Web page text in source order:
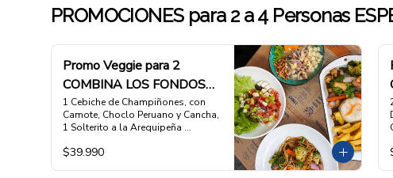
PROMOCIONES para 2 a 4 Personas
Promo Veggie para 2
COMBINA LOS FONDOS
A TU ELECCION
1 Cebiche de Champiñones, con
Camote, Choclo Peruano y Cancha,
1 Solterito a la Arequipeña
fresco, rocoto y aceitunas), 1
$39.990